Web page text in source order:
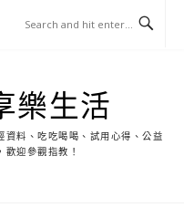
樂生活
資料、吃吃喝喝、試用心得、公益
迎參觀指教！